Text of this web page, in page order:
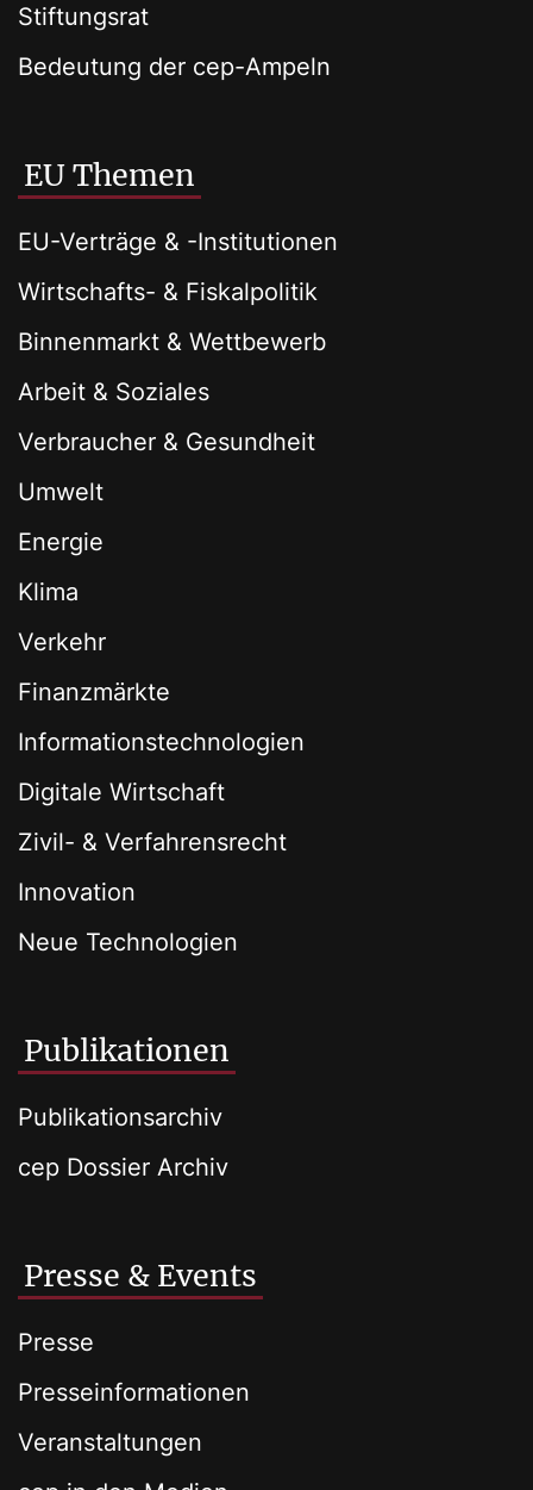
Stiftungsrat
Bedeutung der cep-Ampeln
EU Themen
EU-Verträge & -Institutionen
Wirtschafts- & Fiskalpolitik
Binnenmarkt & Wettbewerb
Arbeit & Soziales
Verbraucher & Gesundheit
Umwelt
Energie
Klima
Verkehr
Finanzmärkte
Informationstechnologien
Digitale Wirtschaft
Zivil- & Verfahrensrecht
Innovation
Neue Technologien
Publikationen
Publikationsarchiv
cep Dossier Archiv
Presse & Events
Presse
Presseinformationen
Veranstaltungen